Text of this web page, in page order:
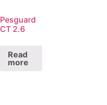
Pesguard
CT 2.6
Read
more